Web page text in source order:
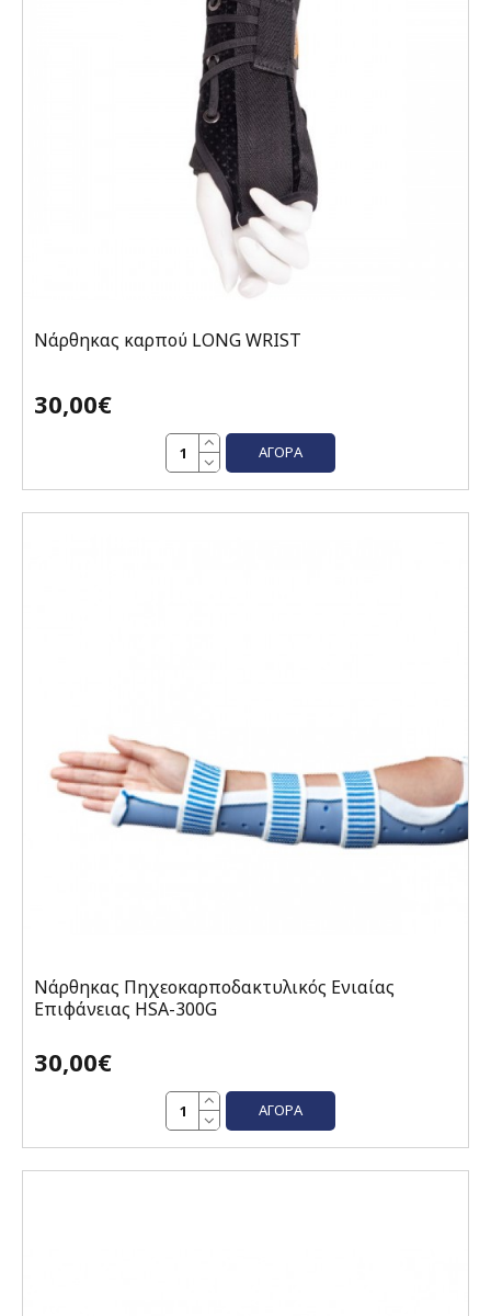
Νάρθηκας καρπού LONG WRIST
30,00€
ΑΓΟΡΆ
Νάρθηκας Πηχεοκαρποδακτυλικός Ενιαίας
Επιφάνειας ΗSA-300G
30,00€
ΑΓΟΡΆ